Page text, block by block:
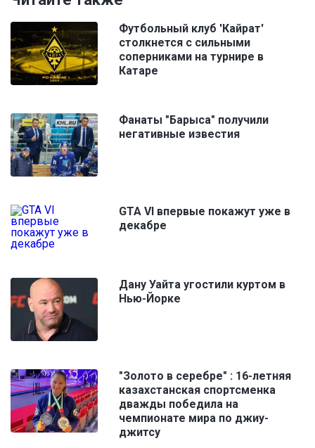
Футбольный клуб 'Кайрат'
столкнется с сильными
соперниками на турнире в
Катаре
Фанаты "Барыса" получили
негативные известия
GTA VI впервые покажут уже в
декабре
Дану Уайта угостили куртом в
Нью-Йорке
"Золото в серебре" : 16-летняя
казахстанская спортсменка
дважды победила на
чемпионате мира по джиу-
джитсу